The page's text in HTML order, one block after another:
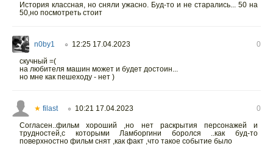
История классная, но сняли ужасно. Буд-то и не старались... 50 на
50,но посмотреть стоит
n0by1 ○ 12:25 17.04.2023
0
скучный =(
на любителя машин может и будет достоин...
но мне как пешеходу - нет )
★ filast ○ 10:21 17.04.2023
0
Согласен..фильм хороший ,но нет раскрытия персонажей и
трудностей,с которыми Ламборгини боролся ..как буд-то
поверхностно фильм снят ,как факт ,что такое событие было